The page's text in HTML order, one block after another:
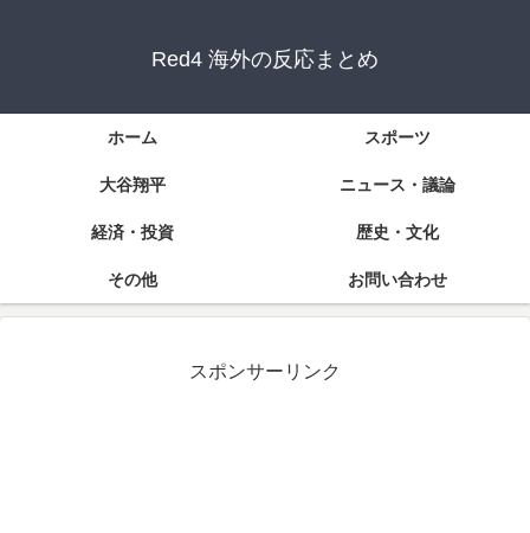
Red4 海外の反応まとめ
ホーム スポーツ
大谷翔平 ニュース・議論
経済・投資 歴史・文化
その他 お問い合わせ
スポンサーリンク